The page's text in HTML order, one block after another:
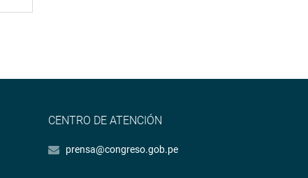
CENTRO DE ATENCIÓN
prensa@congreso.gob.pe